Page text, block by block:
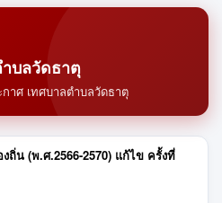
บลวัดธาตุ
าศ เทศบาลตำบลวัดธาตุ
น (พ.ศ.2566-2570) แก้ไข ครั้งที่